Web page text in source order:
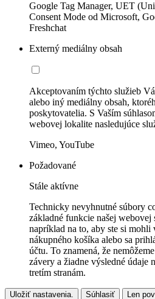
Google Tag Manager, UET
Consent Mode od Microsoft,
Freshchat
Externý mediálny obsah
Akceptovaním týchto služieb
alebo iný mediálny obsah,
poskytovatelia. S Vaším
webovej lokalite nasledujúce
Vimeo, YouTube
Požadované
Stále aktívne
Technicky nevyhnutné súbory
základné funkcie našej webovej
napríklad na to, aby ste si
nákupného košíka alebo sa
účtu. To znamená, že
závery a žiadne výsledné údaje
tretím stranám.
Uložiť nastavenia. Súhlasiť Len